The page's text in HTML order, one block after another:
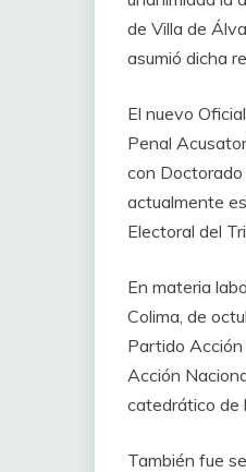
de Villa de
asumió dicha
El nuevo
Penal
con
actualmente
Electoral del
En materia
Colima, de
Partido
Acción
catedrático de
También fue